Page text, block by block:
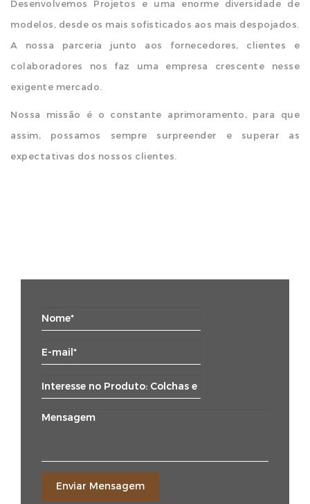
Desenvolvemos Projetos e uma enorme diversidade de
modelos, desde os mais sofisticados aos mais despojados.
A nossa parceria junto aos fornecedores, clientes e
colaboradores nos faz uma empresa crescente nesse
exigente mercado.
Nossa missão é o constante aprimoramento, para que
assim, possamos sempre surpreender e superar as
expectativas dos nossos clientes.
Enviar Mensagem